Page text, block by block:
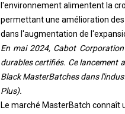
l'environnement alimentent la
permettant une amélioration
dans l'augmentation de
En mai 2024, Cabot
durables certifiés. Ce lancement
Black MasterBatches dans
Plus).
Le marché MasterBatch connaît